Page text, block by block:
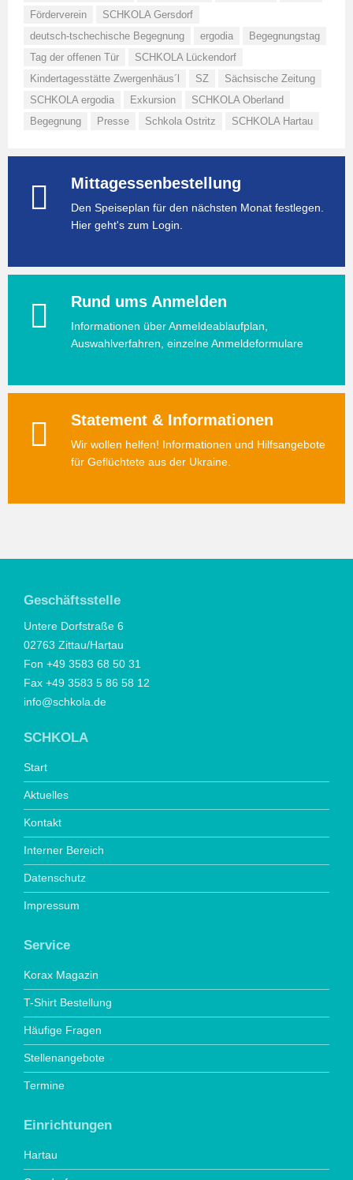
Förderverein
SCHKOLA Gersdorf
deutsch-tschechische Begegnung
ergodia
Begegnungstag
Tag der offenen Tür
SCHKOLA Lückendorf
Kindertagesstätte Zwergenhäus´l
SZ
Sächsische Zeitung
SCHKOLA ergodia
Exkursion
SCHKOLA Oberland
Begegnung
Presse Schkola Ostritz SCHKOLA Hartau
Mittagessenbestellung
Den Speiseplan für den nächsten Monat festlegen.
Hier geht's zum Login.
Rund ums Anmelden
Informationen über Anmeldeablaufplan,
Auswahlverfahren, einzelne Anmeldeformulare
Statement & Informationen
Wir wollen helfen! Informationen und Hilfsangebote
für Geflüchtete aus der Ukraine.
Geschäftsstelle
Untere Dorfstraße 6
02763 Zittau/Hartau
Fon +49 3583 68 50 31
Fax +49 3583 5 86 58 12
info@schkola.de
SCHKOLA
Start
Aktuelles
Kontakt
Interner Bereich
Datenschutz
Impressum
Service
Korax Magazin
T-Shirt Bestellung
Häufige Fragen
Stellenangebote
Termine
Einrichtungen
Hartau